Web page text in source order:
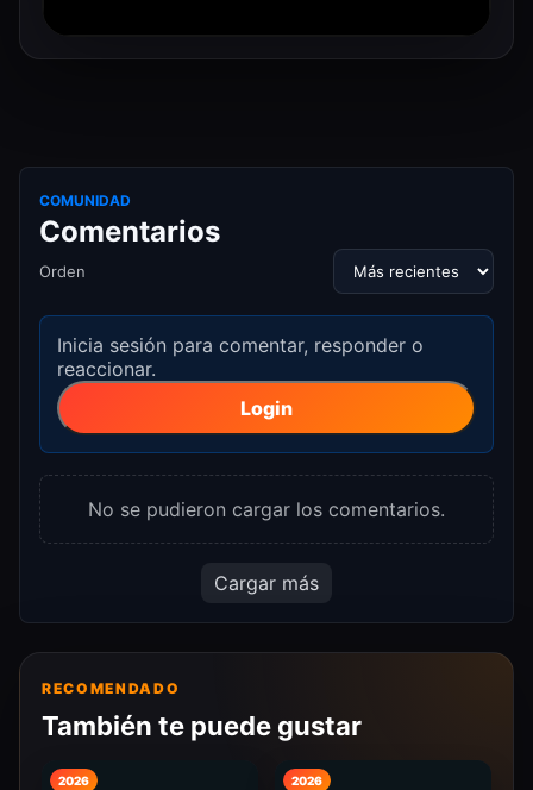
COMUNIDAD
Comentarios
Orden
Inicia sesión para comentar, responder o
reaccionar.
Login
No se pudieron cargar los comentarios.
Cargar más
RECOMENDADO
También te puede gustar
2026 2026